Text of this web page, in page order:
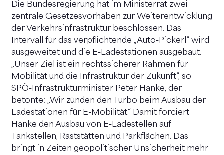
Die Bundesregierung hat im Ministerrat zwei
zentrale Gesetzesvorhaben zur Weiterentwicklung
der Verkehrsinfrastruktur beschlossen. Das
Intervall für das verpflichtende „Auto-Pickerl“ wird
ausgeweitet und die E-Ladestationen ausgebaut.
„Unser Ziel ist ein rechtssicherer Rahmen für
Mobilität und die Infrastruktur der Zukunft“, so
SPÖ-Infrastrukturminister Peter Hanke, der
betonte: „Wir zünden den Turbo beim Ausbau der
Ladestationen für E-Mobilität.“ Damit forciert
Hanke den Ausbau von E-Ladestellen auf
Tankstellen, Raststätten und Parkflächen. Das
bringt in Zeiten geopolitischer Unsicherheit mehr